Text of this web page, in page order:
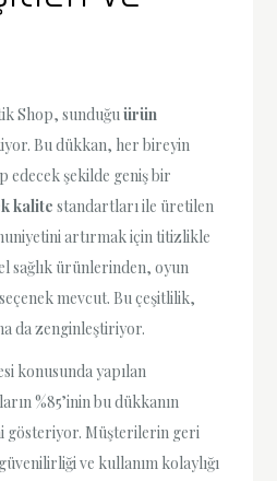
Shop, sunduğuürün
Bu dükkan, her bireyin
edecek şekilde geniş bir
kalite standartları ile üretilen
artırmak için titizlikle
sağlık ürünlerinden, oyun
mevcut. Bu çeşitlilik,
da zenginleştiriyor.
konusunda yapılan
%85’inin bu dükkanın
gösteriyor. Müşterilerin geri
ve kullanım kolaylığı